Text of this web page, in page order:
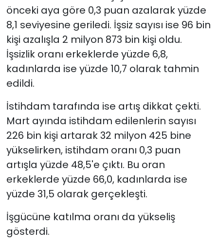
önceki aya göre 0,3 puan azalarak yüzde
8,1 seviyesine geriledi. İşsiz sayısı ise 96 bin
kişi azalışla 2 milyon 873 bin kişi oldu.
İşsizlik oranı erkeklerde yüzde 6,8,
kadınlarda ise yüzde 10,7 olarak tahmin
edildi.
İstihdam tarafında ise artış dikkat çekti.
Mart ayında istihdam edilenlerin sayısı
226 bin kişi artarak 32 milyon 425 bine
yükselirken, istihdam oranı 0,3 puan
artışla yüzde 48,5'e çıktı. Bu oran
erkeklerde yüzde 66,0, kadınlarda ise
yüzde 31,5 olarak gerçekleşti.
İşgücüne katılma oranı da yükseliş
gösterdi.